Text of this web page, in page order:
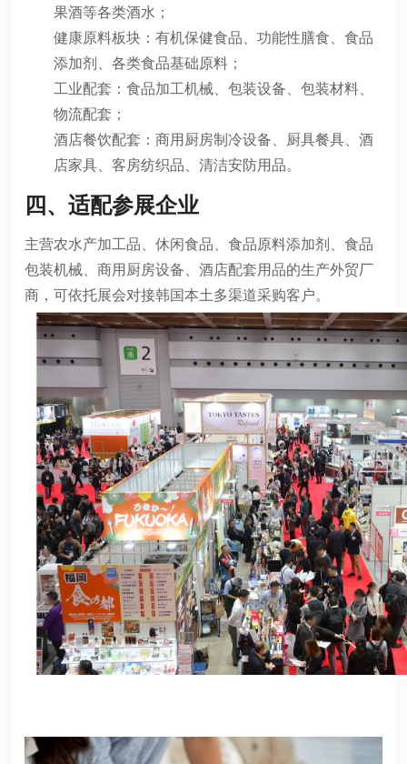
果酒等各类酒水；
健康原料板块：有机保健食品、功能性膳食、食品
添加剂、各类食品基础原料；
工业配套：食品加工机械、包装设备、包装材料、
物流配套；
酒店餐饮配套：商用厨房制冷设备、厨具餐具、酒
店家具、客房纺织品、清洁安防用品。
四、适配参展企业
主营农水产加工品、休闲食品、食品原料添加剂、食品
包装机械、商用厨房设备、酒店配套用品的生产外贸厂
商，可依托展会对接韩国本土多渠道采购客户。